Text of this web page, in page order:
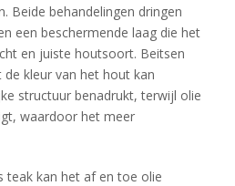
Beide behandelingen dringen
een beschermende laag die het
en juiste houtsoort. Beitsen
kleur van het hout kan
structuur benadrukt, terwijl olie
waardoor het meer
teak kan het af en toe olie